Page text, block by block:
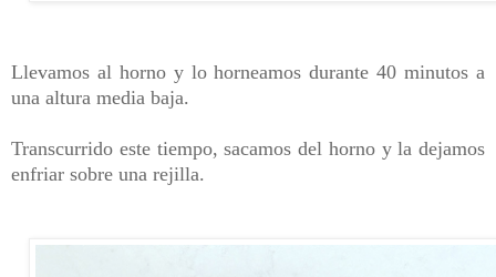
Llevamos al horno y lo horneamos durante 40 minutos a
una altura media baja.
Transcurrido este tiempo, sacamos del horno y la dejamos
enfriar sobre una rejilla.